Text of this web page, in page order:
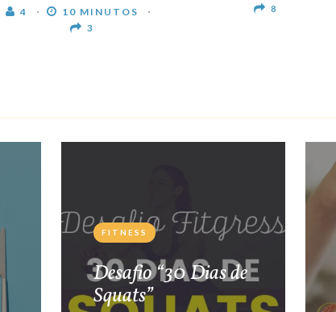
4 10 MINUTOS
3
8
FITNESS
Desafio “30 Dias de
Squats”